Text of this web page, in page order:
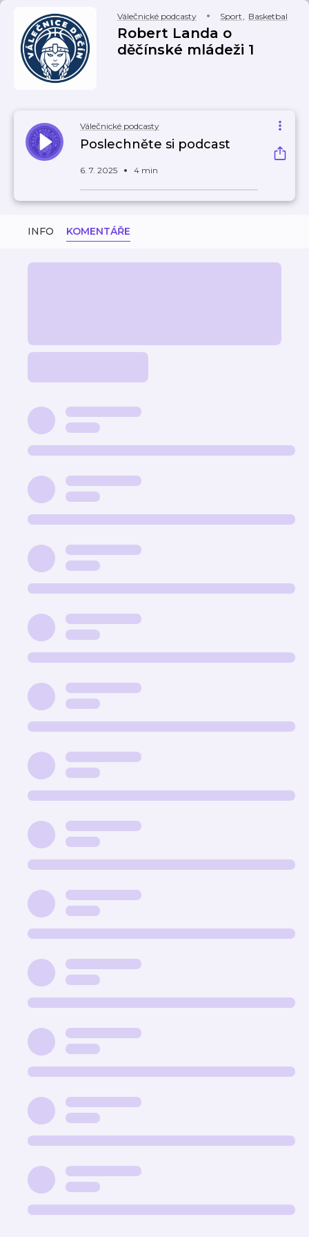
Válečnické podcasty Sport, Basketbal
Robert Landa o
děčínské mládeži 1
Válečnické podcasty
Poslechněte si podcast
6. 7. 2025 4 min
INFO KOMENTÁŘE